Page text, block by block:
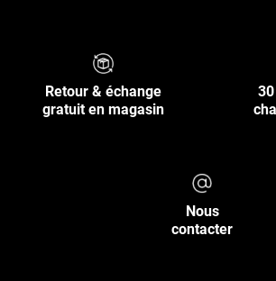
Retour & échange
gratuit en magasin
Nous
contacter